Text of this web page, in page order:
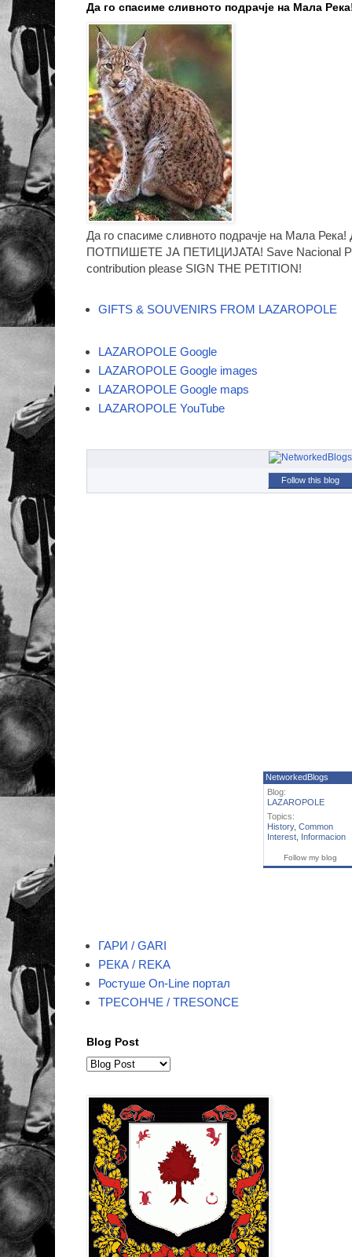
Да го спасиме сливното подрачје на Мала
Да го спасиме сливното подрачје на Мала
ПОТПИШЕТЕ ЈА ПЕТИЦИЈАТА! Save Nacional
contribution please SIGN THE PETITION!
GIFTS & SOUVENIRS FROM LAZAROPOLE
LAZAROPOLE Google
LAZAROPOLE Google images
LAZAROPOLE Google maps
LAZAROPOLE YouTube
Follow this blog
NetworkedBlogs
Blog:
LAZAROPOLE
Topics:
History, Common
Interest
Informacion
Follow my blog
ГАРИ / GARI
РЕКА / REKA
Ростуше On-Line портал
ТРЕСОНЧЕ / TRESONCE
Blog Post